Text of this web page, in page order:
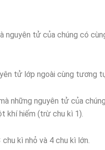
nguyên tử của chúng có
tử lớp ngoài cùng tương
những nguyên tử của
khí hiếm (trừ chu kì 1).
kì nhỏ và 4 chu kì lớn.